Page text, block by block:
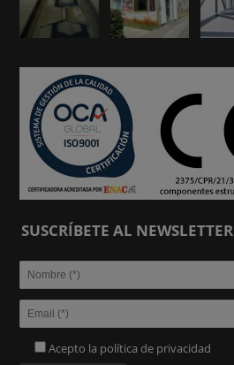
SUSCRÍBETE AL NEWSLETTER
Acepto la política de privacidad